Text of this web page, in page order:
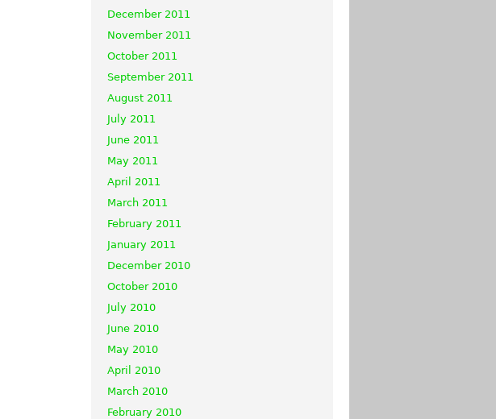
December 2011
November 2011
October 2011
September 2011
August 2011
July 2011
June 2011
May 2011
April 2011
March 2011
February 2011
January 2011
December 2010
October 2010
July 2010
June 2010
May 2010
April 2010
March 2010
February 2010